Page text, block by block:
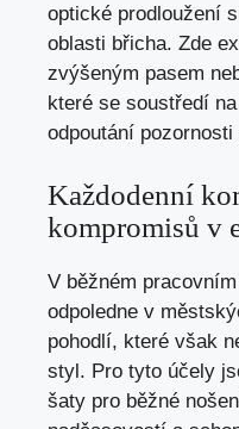
optické prodloužení
oblasti břicha. Zde
zvýšeným pasem
které se soustředí
odpoutání
Každodenní
kompromisů v
V běžném
odpoledne v
pohodlí, které však
styl. Pro tyto účely
šaty pro běžné